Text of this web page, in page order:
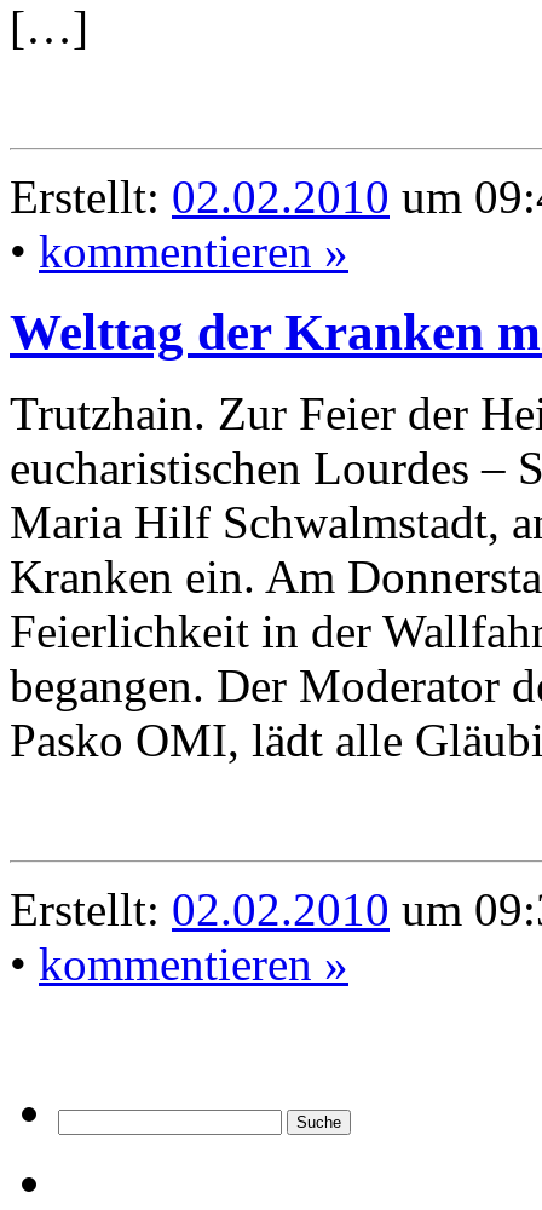
[…]
Erstellt: 02.02.2010 um
• kommentieren »
Welttag der Kranken
Trutzhain. Zur Feier der
eucharistischen Lourdes –
Maria Hilf Schwalmstadt,
Kranken ein. Am
Feierlichkeit in der
begangen. Der Moderator
Pasko OMI, lädt alle
Erstellt: 02.02.2010 um
• kommentieren »